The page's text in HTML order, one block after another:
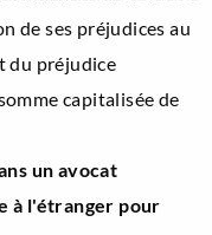
de ses préjudices au
du préjudice
capitalisée de
un avocat
à l'étranger pour